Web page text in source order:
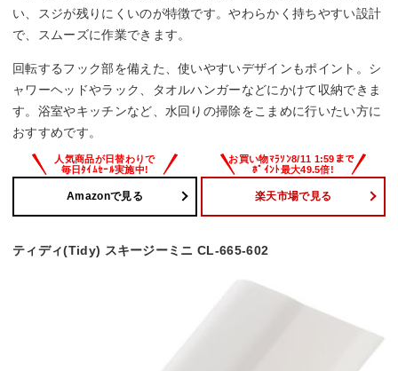
い、スジが残りにくいのが特徴です。やわらかく持ちやすい設計
で、スムーズに作業できます。
回転するフック部を備えた、使いやすいデザインもポイント。シ
ャワーヘッドやラック、タオルハンガーなどにかけて収納できま
す。浴室やキッチンなど、水回りの掃除をこまめに行いたい方に
おすすめです。
Amazonで見る 楽天市場で見る
ティディ(Tidy) スキージーミニ CL-665-602